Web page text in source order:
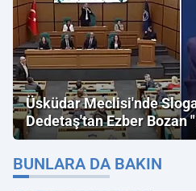
Üsküdar Meclisi'nde
Dedetaş'tan Ezber Bozan
"İmamoğlu" Çıkışı!
BUNLARA DA BAKIN